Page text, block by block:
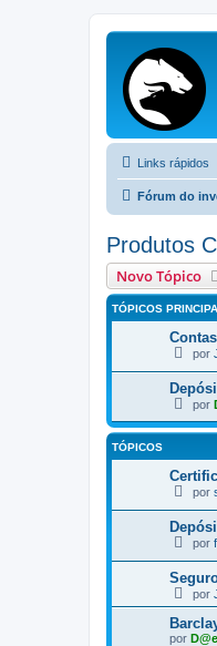
Links rápidos
Fórum do
Produtos
Novo Tópico
TÓPICOS
por
por
TÓPICOS
por
por
por
por